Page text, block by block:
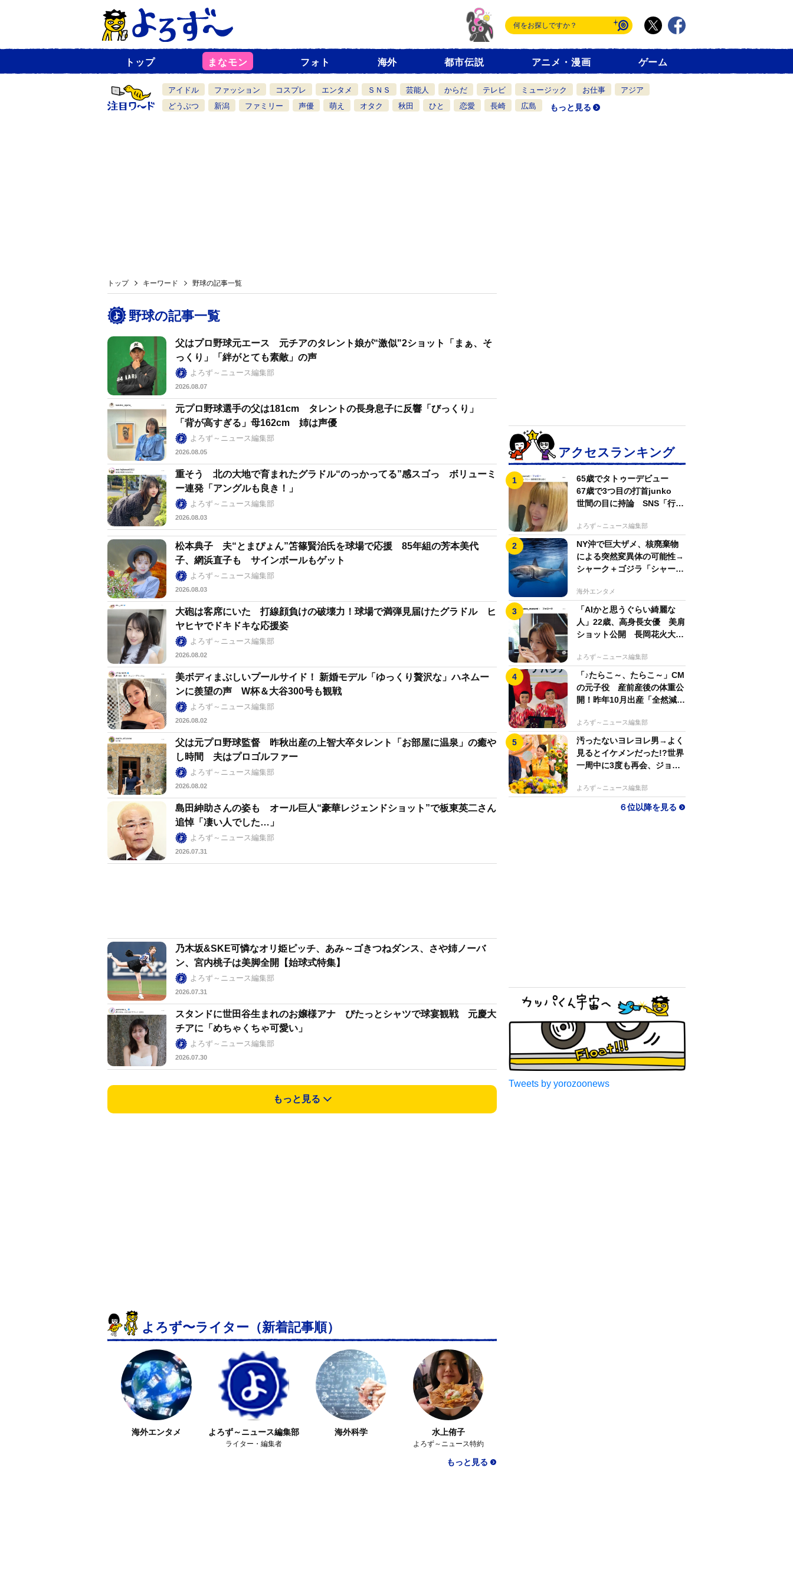
ュ
一
覧
トップ まなモン フォト 海外 都市伝説 アニメ・漫画 ゲーム
アイドル ファッション コスプレ エンタメ ＳＮＳ 芸能人 からだ テレビ ミュージック お仕事
アジア
どうぶつ
新潟 ファミリー 声優 萌え オタク 秋田 ひと 恋愛 長崎 広島 もっと見る
トップ キーワード 野球の記事一覧
野球の記事一覧
父はプロ野球元エース 元チアのタレント娘が“激似"2ショット「まぁ、そ
っくり」「絆がとても素敵」の声
よろず～ニュース編集部
2026.08.07
元プロ野球選手の父は181cm タレントの長身息子に反響「びっくり」
「背が高すぎる」母162cm 姉は声優
よろず～ニュース編集部
2026.08.05
重そう 北の大地で育まれたグラドル“のっかってる”感スゴっ ボリューミ
ー連発「アングルも良き！」
よろず～ニュース編集部
2026.08.03
松本典子 夫“とまぴょん”笘篠賢治氏を球場で応援 85年組の芳本美代
子、網浜直子も サインボールもゲット
よろず～ニュース編集部
2026.08.03
大砲は客席にいた 打線顔負けの破壊力！球場で満弾見届けたグラドル ヒ
ヤヒヤでドキドキな応援姿
よろず～ニュース編集部
2026.08.02
美ボディまぶしいプールサイド！ 新婚モデル「ゆっくり贅沢な」ハネムー
ンに羨望の声 W杯＆大谷300号も観戦
よろず～ニュース編集部
2026.08.02
父は元プロ野球監督 昨秋出産の上智大卒タレント「お部屋に温泉」の癒や
し時間 夫はプロゴルファー
よろず～ニュース編集部
2026.08.02
島田紳助さんの姿も オール巨人“豪華レジェンドショット”で板東英二さん
追悼「凄い人でした…」
よろず～ニュース編集部
2026.07.31
乃木坂&SKE可憐なオリ姫ピッチ、あみ～ゴきつねダンス、さや姉ノーバ
ン、宮内桃子は美脚全開【始球式特集】
よろず～ニュース編集部
2026.07.31
スタンドに世田谷生まれのお嬢様アナ ぴたっとシャツで球宴観戦 元慶大
チアに「めちゃくちゃ可愛い」
よろず～ニュース編集部
2026.07.30
もっと見る
よろず〜ライター （新着記事順）
海外エンタメ よろず～ニュース編集部
ライター・編集者
海外科学 水上侑子
よろず～ニュース特約
もっと見る
アクセスランキング
65歳でタトゥーデビュー
67歳で3つ目の打首junko
世間の目に持論 SNS「行動
よろず～ニュース編集部
NY沖で巨大ザメ、核廃棄物
による突然変異体の可能性→
シャーク＋ゴジラ「シャーク
海外エンタメ
「AIかと思うぐらい綺麗な
人」22歳、高身長女優 美肩
ショット公開 長岡花火大会
よろず～ニュース編集部
「♪たらこ～、たらこ～」CM
の元子役 産前産後の体重公
開！昨年10月出産「全然減ら
よろず～ニュース編集部
汚ったないヨレヨレ男→よく
見るとイケメンだった!?世界
一周中に3度も再会、ジョー
へ！【新婚さん】
よろず～ニュース編集部
６位以降を見る
Tweets by yorozoonews